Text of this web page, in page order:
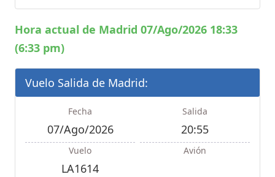
Hora actual de Madrid 07/Ago/2026 18:33
(6:33 pm)
Vuelo Salida de Madrid:
Fecha
07/Ago/2026
Salida
20:55
Vuelo
LA1614
Avión